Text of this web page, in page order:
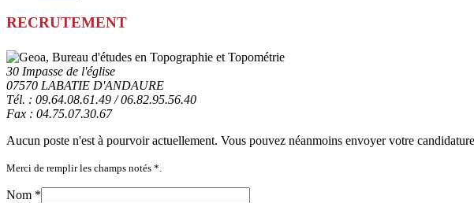
RECRUTEMENT
30 Impasse de l'église
07570 LABATIE D'ANDAURE
Tél. : 09.64.08.61.49 / 06.82.95.56.40
Fax : 04.75.07.30.67
Aucun poste n'est à pourvoir actuellement. Vous pouvez néanmoins envoyer votre
Merci de remplir les champs notés *.
Nom *